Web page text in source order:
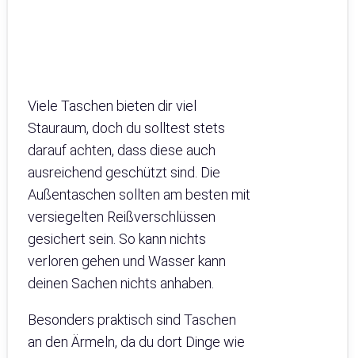
Viele Taschen bieten dir viel
Stauraum, doch du solltest stets
darauf achten, dass diese auch
ausreichend geschützt sind. Die
Außentaschen sollten am besten mit
versiegelten Reißverschlüssen
gesichert sein. So kann nichts
verloren gehen und Wasser kann
deinen Sachen nichts anhaben.
Besonders praktisch sind Taschen
an den Ärmeln, da du dort Dinge wie